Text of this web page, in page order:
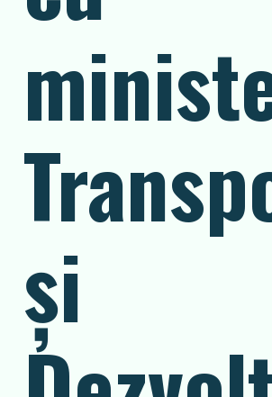
și